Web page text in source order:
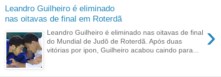
Leandro Guilheiro é eliminado
nas oitavas de final em Roterdã
›
Leandro Guilheiro é eliminado nas oitavas de final
do Mundial de Judô de Roterdã. Após duas
vitórias por ipon, Guilheiro acabou caindo para...